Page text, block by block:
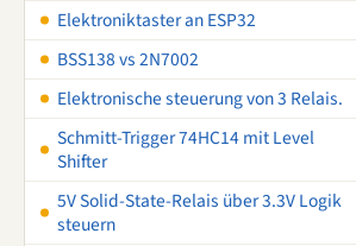
Elektroniktaster an ESP32
BSS138 vs 2N7002
Elektronische steuerung von 3 Relais.
Schmitt-Trigger 74HC14 mit Level
Shifter
5V Solid-State-Relais über 3.3V Logik
steuern